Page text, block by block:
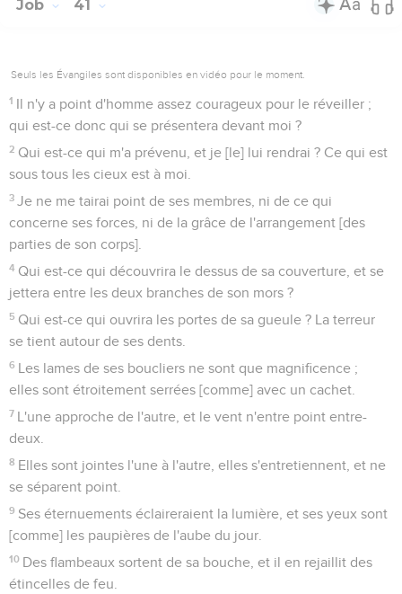
Job 41
Seuls les Évangiles sont disponibles en vidéo pour le moment.
1 Il n'y a point d'homme assez courageux pour le réveiller ;
qui est-ce donc qui se présentera devant moi ?
2 Qui est-ce qui m'a prévenu, et je [le] lui rendrai ? Ce qui est
sous tous les cieux est à moi.
3 Je ne me tairai point de ses membres, ni de ce qui
concerne ses forces, ni de la grâce de l'arrangement [des
parties de son corps].
4 Qui est-ce qui découvrira le dessus de sa couverture, et se
jettera entre les deux branches de son mors ?
5 Qui est-ce qui ouvrira les portes de sa gueule ? La terreur
se tient autour de ses dents.
6 Les lames de ses boucliers ne sont que magnificence ;
elles sont étroitement serrées [comme] avec un cachet.
7 L'une approche de l'autre, et le vent n'entre point entre-
deux.
8 Elles sont jointes l'une à l'autre, elles s'entretiennent, et ne
se séparent point.
9 Ses éternuements éclaireraient la lumière, et ses yeux sont
[comme] les paupières de l'aube du jour.
10 Des flambeaux sortent de sa bouche, et il en rejaillit des
étincelles de feu.